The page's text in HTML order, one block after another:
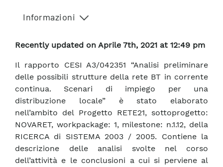
Informazioni
Recently updated on Aprile 7th, 2021 at 12:49 pm
Il rapporto CESI A3/042351 “Analisi preliminare
delle possibili strutture della rete BT in corrente
continua. Scenari di impiego per una
distribuzione locale” è stato elaborato
nell’ambito del Progetto RETE21, sottoprogetto:
NOVARET, workpackage: 1, milestone: n.1.12, della
RICERCA di SISTEMA 2003 / 2005. Contiene la
descrizione delle analisi svolte nel corso
dell’attività e le conclusioni a cui si perviene al